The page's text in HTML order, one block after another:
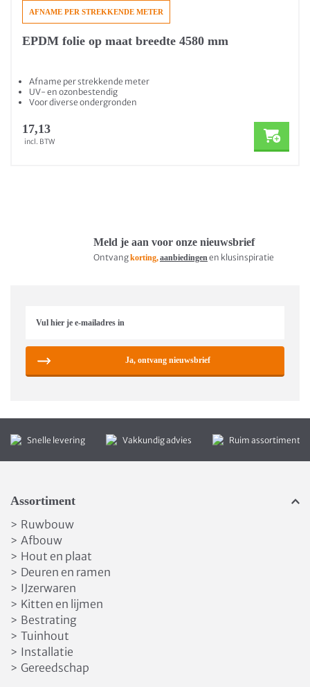
AFNAME PER STREKKENDE METER
EPDM folie op maat breedte 4580 mm
Afname per strekkende meter
UV- en ozonbestendig
Voor diverse ondergronden
17,13
incl. BTW
Meld je aan voor onze nieuwsbrief
Ontvangkorting,aanbiedingenen klusinspiratie
Ja, ontvang nieuwsbrief
Snelle levering Vakkundig advies Ruim assortiment
Assortiment
> Ruwbouw
> Afbouw
> Hout en plaat
> Deuren en ramen
> IJzerwaren
> Kitten en lijmen
> Bestrating
> Tuinhout
> Installatie
> Gereedschap